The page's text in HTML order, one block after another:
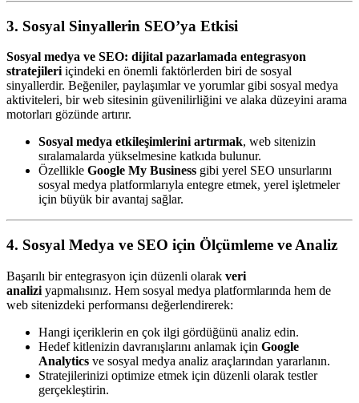
3. Sosyal Sinyallerin SEO’ya Etkisi
Sosyal medya ve SEO: dijital pazarlamada entegrasyon
stratejileriiçindeki en önemli faktörlerden biri de sosyal
sinyallerdir. Beğeniler, paylaşımlar ve yorumlar gibi sosyal medya
aktiviteleri, bir web sitesinin güvenilirliğini ve alaka düzeyini arama
motorları gözünde artırır.
Sosyal medya etkileşimlerini artırmak, web sitenizin
sıralamalarda yükselmesine katkıda bulunur.
Özellikle Google My Business gibi yerel SEO unsurlarını
sosyal medya platformlarıyla entegre etmek, yerel işletmeler
için büyük bir avantaj sağlar.
4. Sosyal Medya ve SEO için Ölçümleme ve Analiz
Başarılı bir entegrasyon için düzenli olarak veri
analizi yapmalısınız. Hem sosyal medya platformlarında hem de
web sitenizdeki performansı değerlendirerek:
Hangi içeriklerin en çok ilgi gördüğünü analiz edin.
Hedef kitlenizin davranışlarını anlamak için Google
Analytics ve sosyal medya analiz araçlarından yararlanın.
Stratejilerinizi optimize etmek için düzenli olarak testler
gerçekleştirin.